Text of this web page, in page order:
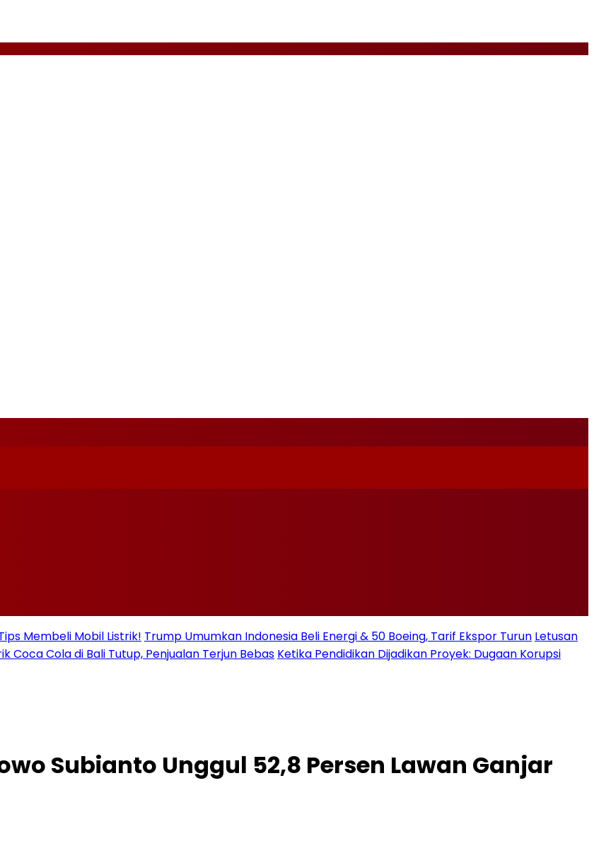
Membeli Mobil Listrik! Trump Umumkan Indonesia Beli Energi & 50 Boeing, Tarif Ekspor Turun Letusan
Coca Cola di Bali Tutup, Penjualan Terjun Bebas Ketika Pendidikan Dijadikan Proyek: Dugaan Korupsi
Subianto Unggul 52,8 Persen Lawan Ganjar